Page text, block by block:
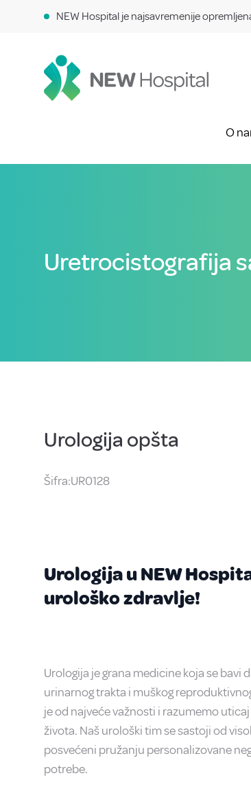
NEW Hospital je najsavremenije
O
Uretrocistografija
Urologija opšta
Šifra:UR0128
Urologija u NEW
urološko zdravlje!
Urologija je grana medicine koja se bavi
urinarnog trakta i muškog
je od najveće važnosti i razumemo
života. Naš urološki tim se sastoji od
posvećeni pružanju personalizovane
potrebe.